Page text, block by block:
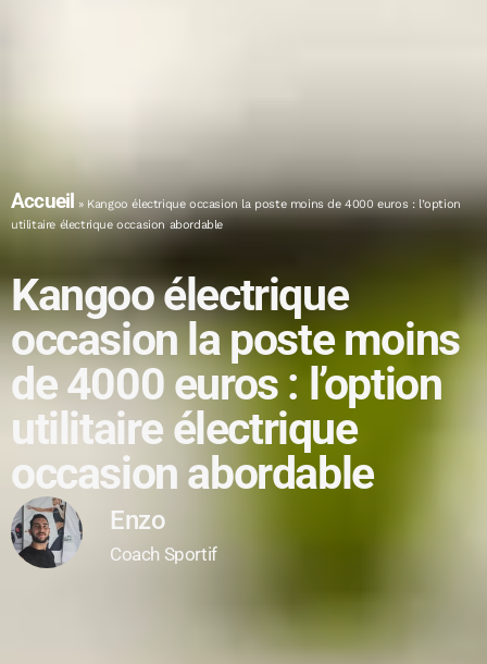
Accueil » Kangoo électrique occasion la poste moins de 4000 euros : l’option
utilitaire électrique occasion abordable
Kangoo électrique
occasion la poste moins
de 4000 euros : l’option
utilitaire électrique
occasion abordable
Enzo
Coach Sportif